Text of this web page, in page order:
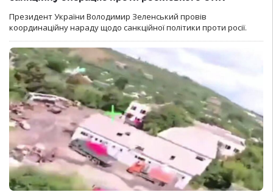
Президент України Володимир Зеленський провів
координаційну нараду щодо санкційної політики проти росії.